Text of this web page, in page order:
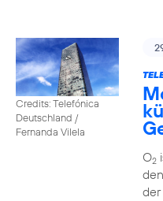
Credits: Telefónica
Deutschland /
Fernanda Vilela
O2